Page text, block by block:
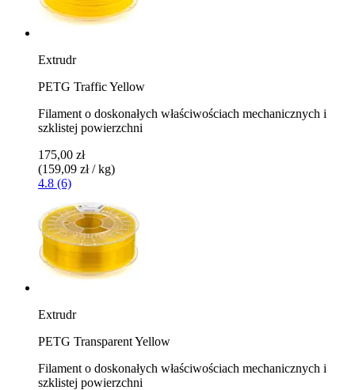
Extrudr
PETG Traffic Yellow
Filament o doskonałych właściwościach mechanicznych i
szklistej powierzchni
175,00 zł
(159,09 zł / kg)
4.8 (6)
Extrudr
PETG Transparent Yellow
Filament o doskonałych właściwościach mechanicznych i
szklistej powierzchni